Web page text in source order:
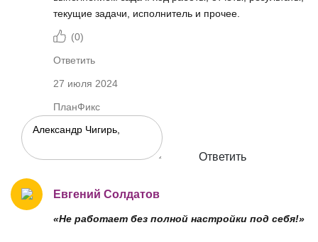
текущие задачи, исполнитель и прочее.
(0)
Ответить
27 июля 2024
ПланФикс
Ответить
Евгений Солдатов
«Не работает без полной настройки под себя!»